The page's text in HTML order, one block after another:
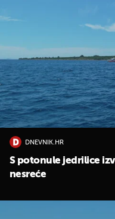
DNEVNIK.HR
S potonule jedrilice
nesreće